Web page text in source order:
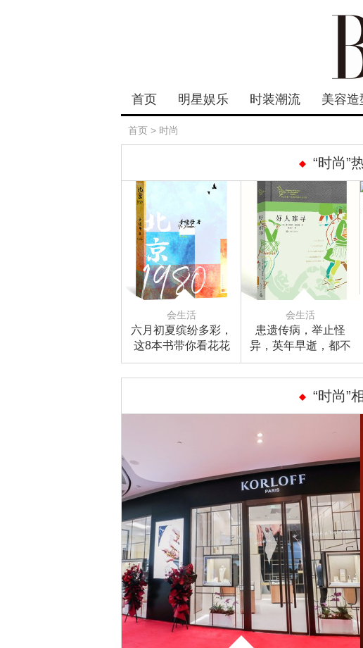
首页 明星娱乐 时装潮流 美容造
首页 > 时尚
“时尚”
会生活
六月初夏缤纷多彩，
这8本书带你看花花
世界！
会生活
患遗传病，举止怪
异，英年早逝，都不
影响她笔下的精湛
“时尚”